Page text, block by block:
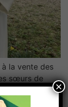
la vente des
sœurs de
sont
qui suit
×